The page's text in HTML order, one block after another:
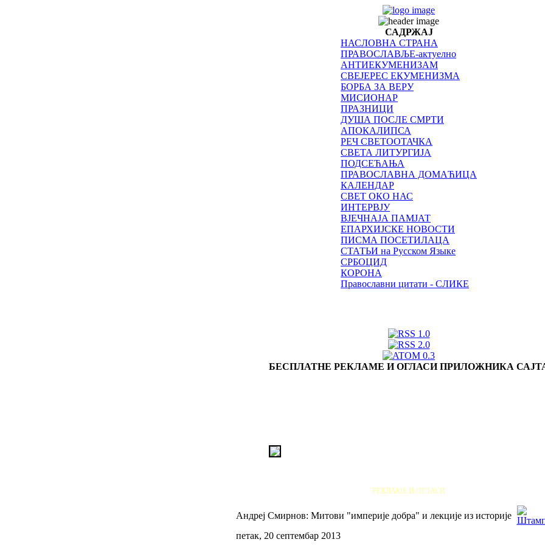
САДРЖАЈ
НАСЛОВНА СТРАНА
ПРАВОСЛАВЉЕ-актуелно
АНТИЕКУМЕНИЗАМ
СВЕЈЕРЕС ЕКУМЕНИЗМА
БОРБА ЗА ВЕРУ
МИСИОНАР
ПРАЗНИЦИ
ДУША ПОСЛЕ СМРТИ
АПОКАЛИПСА
РЕЧ СВЕТООТАЧКА
СВЕТА ЛИТУРГИЈА
ПОДСЕЋАЊА
ПРАВОСЛАВНА ДОМАЋИЦА
КАЛЕНДАР
СВЕТ ОКО НАС
ИНТЕРВЈУ
ВЈЕЧНАЈА ПАМЈАТ
ЕПАРХИЈСКЕ НОВОСТИ
ПИСМА ПОСЕТИЛАЦА
СТАТЬИ на Русском Языке
СРБОЦИД
КОРОНА
Православни цитати - СЛИКЕ
БЕСПЛАТНЕ РЕКЛАМЕ И ОГЛАСИ ПРИЛОЖНИКА
РЕКЛАМЕ И ОГЛАСИ
Андреј Смирнов: Митови "империје добра" и лекције из историје
петак, 20 септембар 2013